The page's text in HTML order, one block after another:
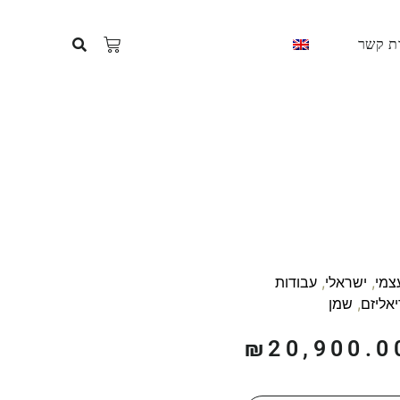
קשר
, ישראלי, עבודות
, שמן
₪